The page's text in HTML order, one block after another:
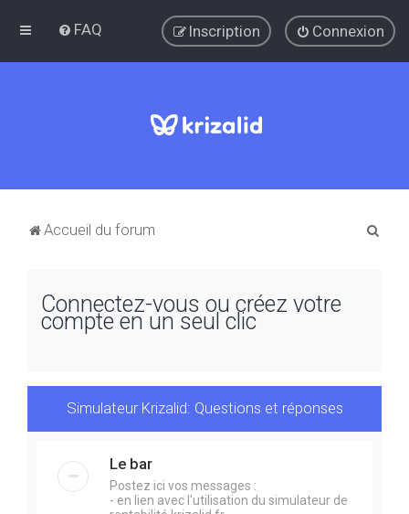
FAQ Connexion
Inscription
Accueil du forum
c
e
Connectez-vous ou créez votre
compte en un seul clic
Simulateur Krizalid: Questions et réponses
Le bar
Postez ici vos messages :
- en lien avec l'utilisation du simulateur de